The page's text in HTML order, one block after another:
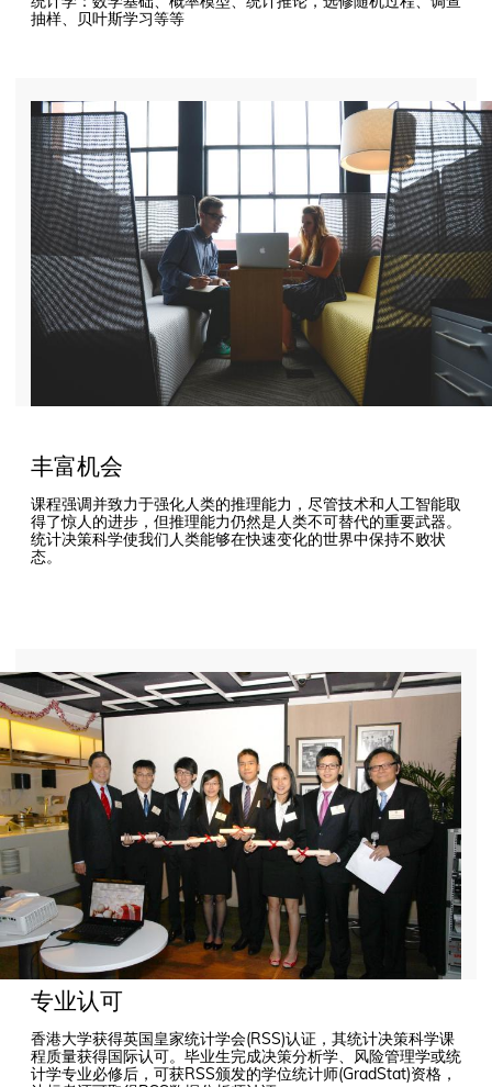
抽样、贝叶斯学习等等
丰富机会
课程强调并致力于强化人类的推理能力，尽管技术和人工智能取
得了惊人的进步，但推理能力仍然是人类不可替代的重要武器。
统计决策科学使我们人类能够在快速变化的世界中保持不败状
态。
专业认可
香港大学获得英国皇家统计学会(RSS)认证，其统计决策科学课
程质量获得国际认可。毕业生完成决策分析学、风险管理学或统
计学专业必修后，可获RSS颁发的学位统计师(GradStat)资格，